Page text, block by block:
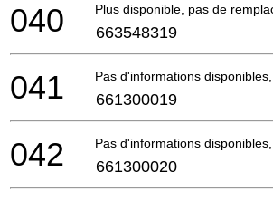
Plus disponible, pas de
040 663548319
Pas d'informations
041 661300019
Pas d'informations
042 661300020